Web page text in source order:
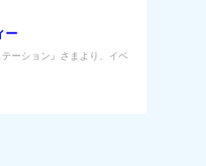
ー
ーション』さまより、イベ